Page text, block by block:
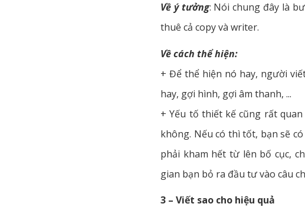
Về ý tưởng: Nói chung đây là
thuê cả copy và writer.
Về cách thể hiện:
+ Để thể hiện nó hay, người
hay, gợi hình, gợi âm thanh, ...
+ Yếu tố thiết kế cũng rất
không. Nếu có thì tốt, bạn sẽ
phải kham hết từ lên bố cục,
gian bạn bỏ ra đầu tư vào câu
3 – Viết sao cho hiệu quả